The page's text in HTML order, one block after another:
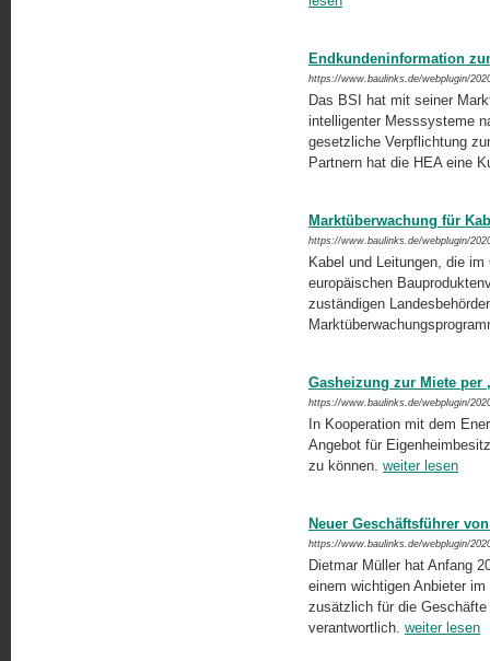
Endkundeninformation
https://www.baulinks.de/webplugin/
Das BSI hat mit seiner
intelligenter Messsysteme
gesetzliche Verpflichtung
Partnern hat die HEA eine
Marktüberwachung für
https://www.baulinks.de/webplugin/
Kabel und Leitungen, die
europäischen
zuständigen
Gasheizung zur Miete per
https://www.baulinks.de/webplugin/
In Kooperation mit dem
Angebot für
zu können. weiter lesen
Neuer Geschäftsführer
https://www.baulinks.de/webplugin/
Dietmar Müller hat Anfang
einem wichtigen Anbieter
zusätzlich für die
verantwortlich. weiter lesen